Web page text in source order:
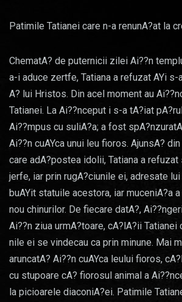
Patimile Tatianei care n-a renunA?at la
ChematA? de puternicii zilei Ai??n
a-i aduce zertfe, Tatiana a refuzat AYi s-
A? lui Hristos. Din acel moment au
Tatianei. La Ai??nceput i s-a tA?iat
Ai??mpus cu suliA?a; a fost
Ai??n cuAYca unui leu fioros. AjunsA?
care adA?postea idolii, Tatiana a refuzat
jerfe, iar prin rugA?ciunile ei, adresate
buAYit statuile acestora, iar muceniA?a
nou chinurilor. De fiecare datA?,
Ai??n ziua urmA?toare, cA?lA?ii Tatianei
nile ei se vindecau ca prin minune. Mai
aruncatA? Ai??n cuAYca leului fioros,
cu stupoare cA? fiorosul animal a
la picioarele diaconiA?ei. Patimile